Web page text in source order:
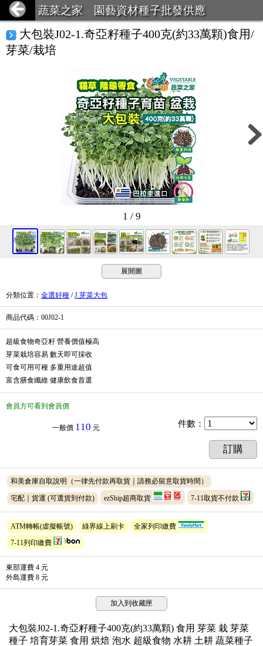
蔬菜之家 園藝資材種子批發供應
大包裝J02-1.奇亞籽種子400克(約33萬顆)食用/
芽菜/栽培
1 / 9
展開圖
分類位置 ： 金選好種 /J.芽菜大包
商品代碼 ：00J02-1
超級食物奇亞籽 營養價值極高
芽菜栽培容易 數天即可採收
可食可用可種 多重用途超值
富含膳食纖維 健康飲食首選
會員方可看到會員價
一般價 110 元 件數 ：
訂購
和美倉庫自取說明（一律先付款再取貨｜請務必留意取貨時間）
宅配｜貨運 (可選貨到付款) ezShip超商取貨 7-11取貨不付款
ATM轉帳(虛擬帳號) 綠界線上刷卡
全家列印繳費
7-11列印繳費
東部運費 4 元
外島運費 8 元
加入到收藏匣
大包裝J02-1.奇亞籽種子400克(約33萬顆) 食用 芽菜 栽 芽菜
種子 培育芽菜 食用 烘焙 泡水 超級食物 水耕 土耕 蔬菜種子